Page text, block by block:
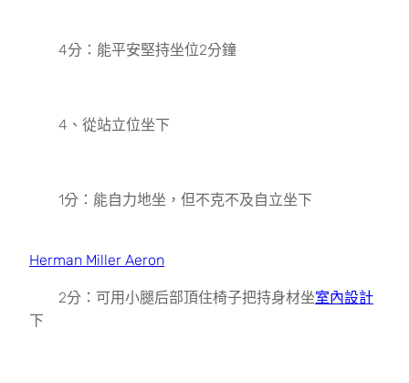
4分：能平安堅持坐位2分鐘
4、從站立位坐下
1分：能自力地坐，但不克不及自立坐下
Herman Miller Aeron
2分：可用小腿后部頂住椅子把持身材坐室內設計
下